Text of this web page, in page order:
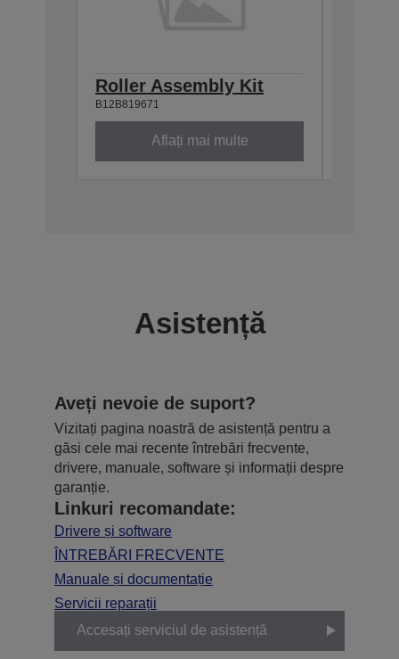
Roller Assembly Kit
B12B819671
Aflați mai multe
Asistență
Aveți nevoie de suport?
Vizitați pagina noastră de asistență pentru a
găsi cele mai recente întrebări frecvente,
drivere, manuale, software și informații despre
garanție.
Linkuri recomandate:
Drivere și software
ÎNTREBĂRI FRECVENTE
Manuale și documentație
Servicii reparații
Accesați serviciul de asistență